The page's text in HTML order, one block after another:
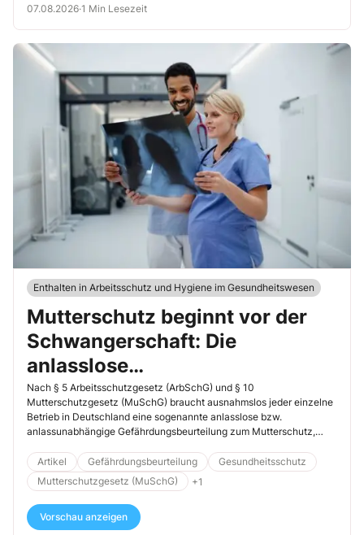
07.08.2026·1 Min Lesezeit
Enthalten in Arbeitsschutz und Hygiene im Gesundheitswesen
Mutterschutz beginnt vor der
Schwangerschaft: Die
anlasslose
Gefährdungsbeurteilung
Nach § 5 Arbeitsschutzgesetz (ArbSchG) und § 10
Mutterschutzgesetz (MuSchG) braucht ausnahmslos jeder einzelne
Betrieb in Deutschland eine sogenannte anlasslose bzw.
anlassunabhängige Gefährdungsbeurteilung zum Mutterschutz,
beschäftigt werden. Die Gefährdungsbeurteilung Mutterschutz
verlangt von Anfang an, dass sich jedes Unternehmen mit der
Situation von Schwangeren und Stillenden im Arbeitsalltag
auseinandersetzt. Was das für eine Einrichtung oder Praxis bedeutet
und worauf Sie achten müssen, haben wir für Sie nachfolgend
Artikel Gefährdungsbeurteilung
Gesundheitsschutz
Mutterschutzgesetz (MuSchG)
+1
Vorschau anzeigen